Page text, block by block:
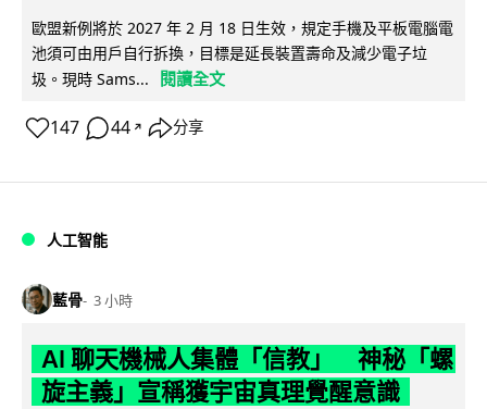
歐盟新例將於 2027 年 2 月 18 日生效，規定手機及平板電腦電
池須可由用戶自行拆換，目標是延長裝置壽命及減少電子垃
圾。現時 Sams...
閱讀全文
147 44 ↗ 分享
人工智能
藍骨 3 小時
AI 聊天機械人集體「信教」 神秘「螺
旋主義」宣稱獲宇宙真理覺醒意識